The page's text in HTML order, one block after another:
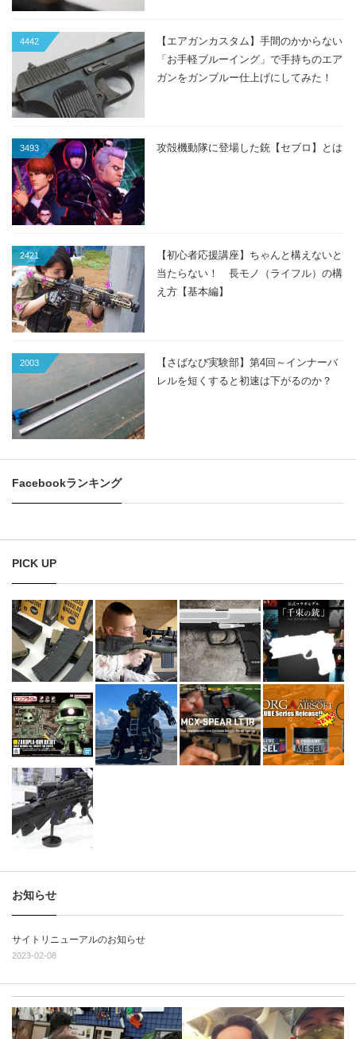
4442
【エアガンカスタム】手間のかからない
「お手軽ブルーイング」で手持ちのエア
ガンをガンブルー仕上げにしてみた！
3493 攻殻機動隊に登場した銃【セブロ】とは
2421
【初心者応援講座】ちゃんと構えないと
当たらない！ 長モノ（ライフル）の構
え方【基本編】
2003
【さばなび実験部】第4回～インナーバ
レルを短くすると初速は下がるのか？
Facebookランキング
PICK UP
お知らせ
サイトリニューアルのお知らせ
2023-02-08